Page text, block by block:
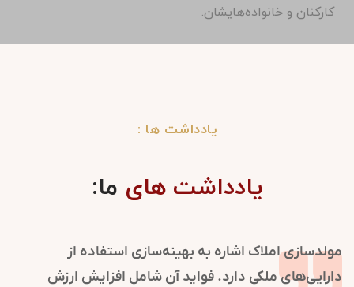
کارکنان و خانواده‌هایشان.
یادداشت ها :
یادداشت های ما:
مولدسازی املاک اشاره به بهینه‌سازی استفاده از
دارایی‌های ملکی دارد. فواید آن شامل افزایش ارزش